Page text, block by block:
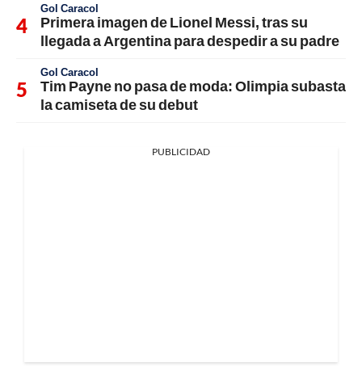
Gol Caracol
Primera imagen de Lionel Messi, tras su
llegada a Argentina para despedir a su padre
Gol Caracol
Tim Payne no pasa de moda: Olimpia subasta
la camiseta de su debut
PUBLICIDAD